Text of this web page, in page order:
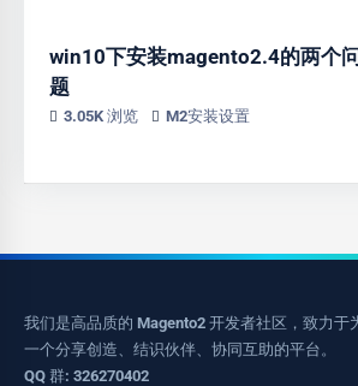
win10下安装magento2.4的两个
题
3.05K 浏览 M2安装设置
我们是高品质的 Magento2 开发者社区，致力于
一个分享创造、结识伙伴、协同互助的平台。
QQ 群: 326270402